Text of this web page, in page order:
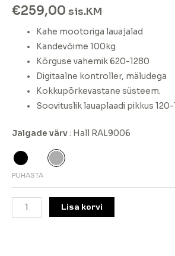
€259,00 sis.KM
Kahe mootoriga lauajalad
Kandevõime 100kg
Kõrguse vahemik 620-1280
Digitaalne kontroller, mäludega
Kokkupõrkevastane süsteem.
Soovituslik lauaplaadi pikkus
Jalgade värv Hall RAL9006
PUHASTA
Lisa korvi